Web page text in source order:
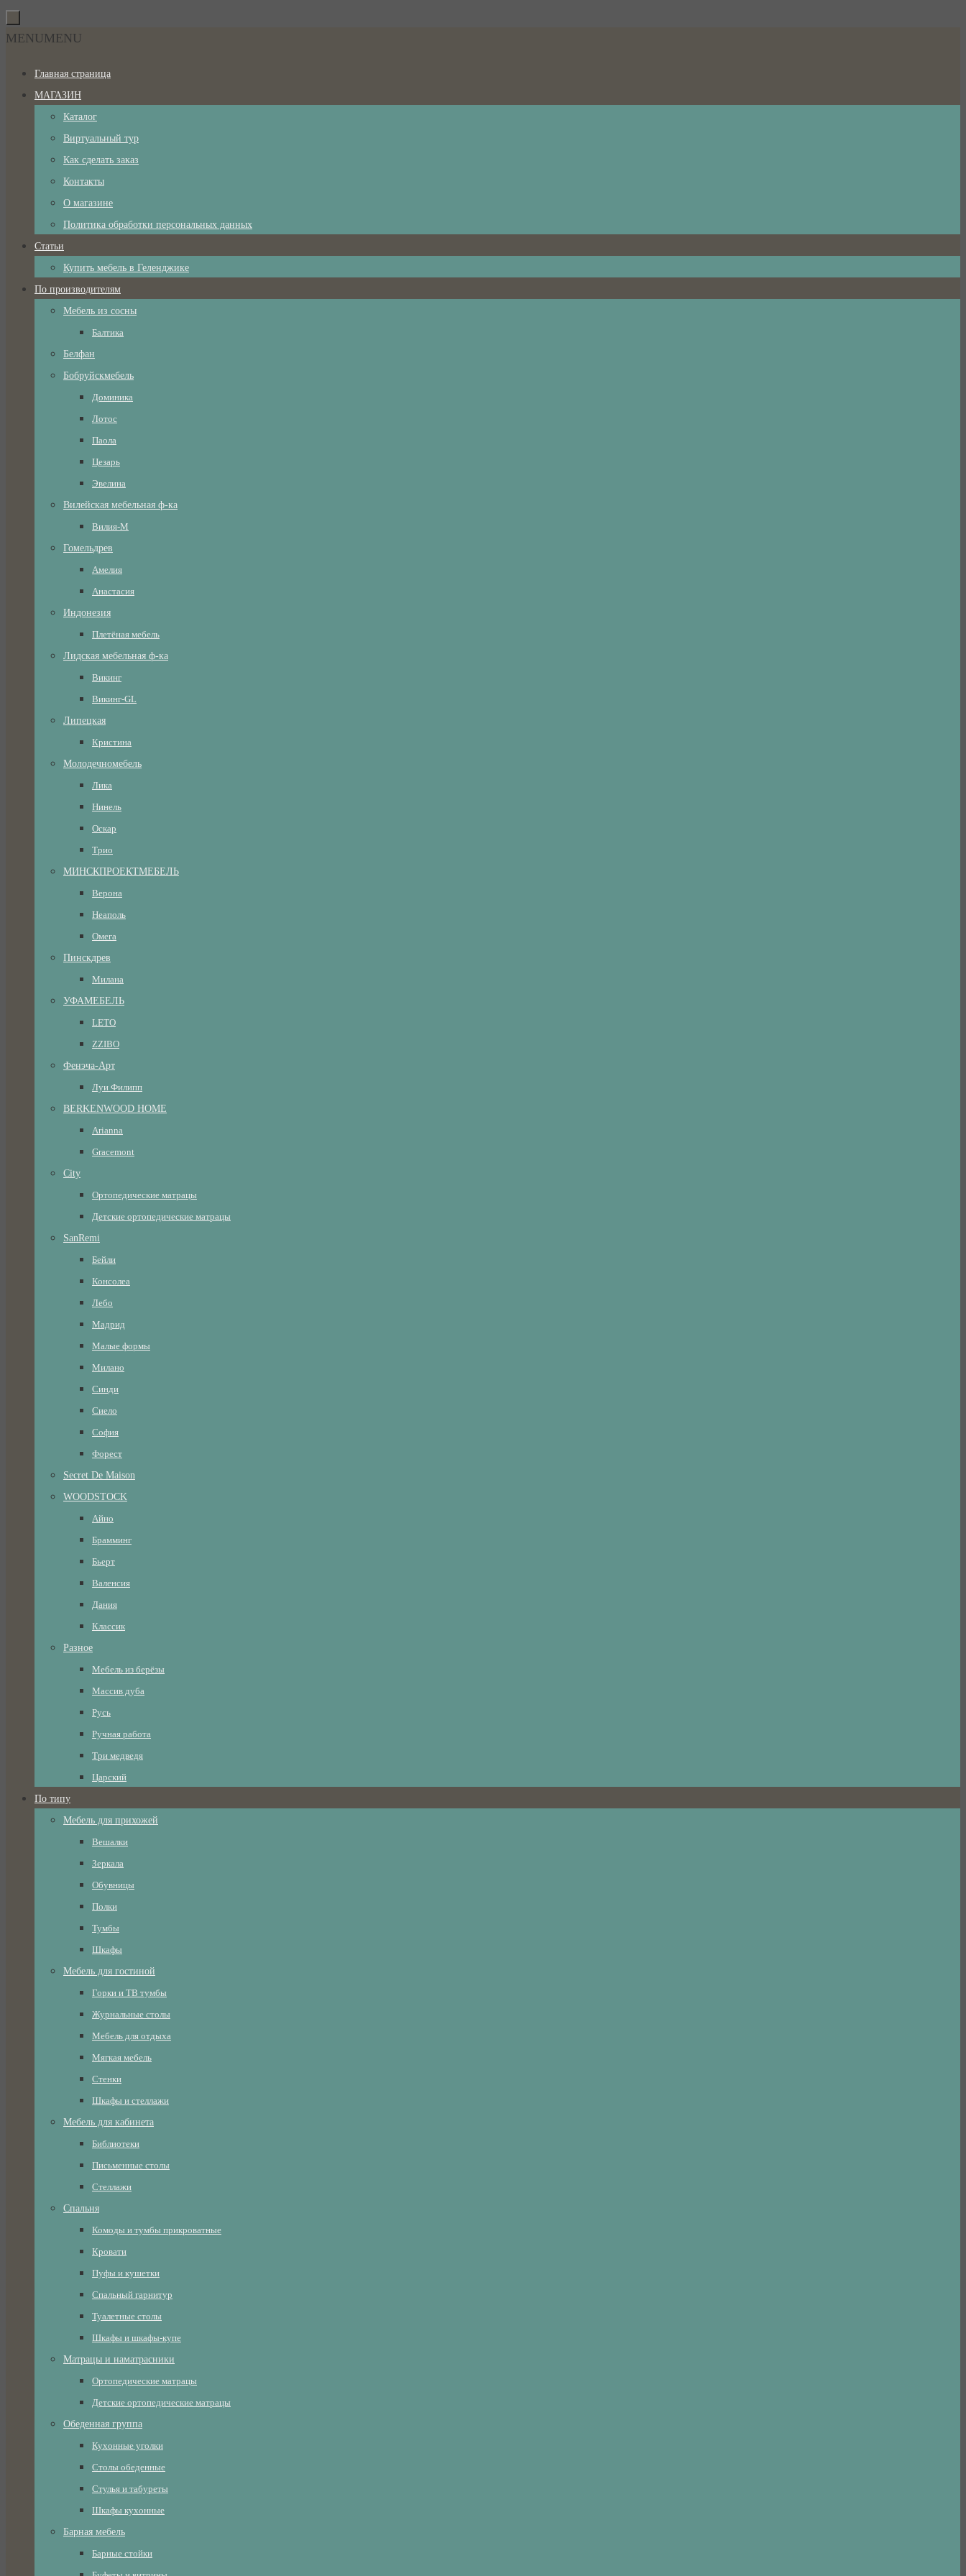
Перейти
к
Перейти
содержимому
MENUMENU
Главная страница
МАГАЗИН
Каталог
Виртуальный тур
Как сделать заказ
Контакты
О магазине
Политика обработки персональных данных
Статьи
Купить мебель в Геленджике
По производителям
Мебель из сосны
Балтика
Белфан
Бобруйскмебель
Доминика
Лотос
Паола
Цезарь
Эвелина
Вилейская мебельная ф-ка
Вилия-М
Гомельдрев
Амелия
Анастасия
Индонезия
Плетёная мебель
Лидская мебельная ф-ка
Викинг
Викинг-GL
Липецкая
Кристина
Молодечномебель
Лика
Нинель
Оскар
Трио
МИНСКПРОЕКТМЕБЕЛЬ
Верона
Неаполь
Омега
Пинскдрев
Милана
УФАМЕБЕЛЬ
LETO
ZZIBO
Фенэча-Арт
Луи Филипп
BERKENWOOD HOME
Arianna
Gracemont
City
Ортопедические матрацы
Детские ортопедические матрацы
SanRemi
Бейли
Консолеа
Лебо
Мадрид
Малые формы
Милано
Синди
Сиело
София
Форест
Secret De Maison
WOODSTOCK
Айно
Брамминг
Бьерт
Валенсия
Дания
Классик
Разное
Мебель из берёзы
Массив дуба
Русь
Ручная работа
Три медведя
Царский
По типу
Мебель для прихожей
Вешалки
Зеркала
Обувницы
Полки
Тумбы
Шкафы
Мебель для гостиной
Горки и ТВ тумбы
Журнальные столы
Мебель для отдыха
Мягкая мебель
Стенки
Шкафы и стеллажи
Мебель для кабинета
Библиотеки
Письменные столы
Стеллажи
Спальня
Комоды и тумбы прикроватные
Кровати
Пуфы и кушетки
Спальный гарнитур
Туалетные столы
Шкафы и шкафы-купе
Матрацы и наматрасники
Ортопедические матрацы
Детские ортопедические матрацы
Обеденная группа
Кухонные уголки
Столы обеденные
Стулья и табуреты
Шкафы кухонные
Барная мебель
Барные стойки